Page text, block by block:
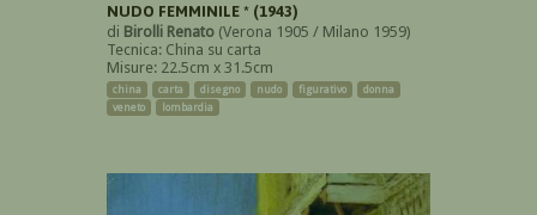
NUDO FEMMINILE * (1943)
di Birolli Renato (Verona 1905 / Milano 1959)
Tecnica: China su carta
Misure: 22.5cm x 31.5cm
china carta disegno nudo figurativo
donna
veneto
lombardia